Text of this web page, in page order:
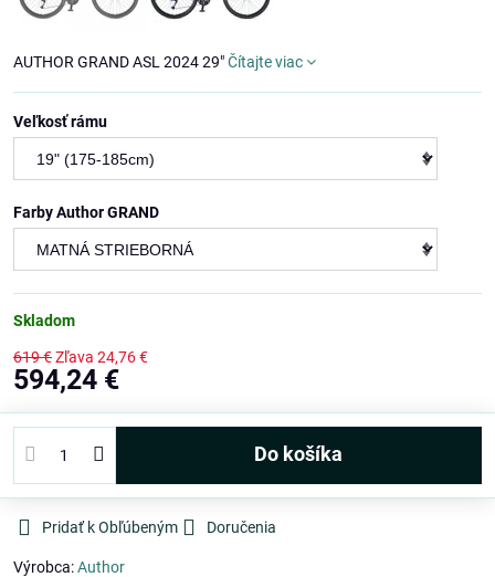
AUTHOR GRAND ASL 2024 29"Čítajte viac
Veľkosť rámu
Farby Author GRAND
Skladom
619 €Zľava 24,76 €
594,24 €
Do košíka
Pridať k Obľúbeným Doručenia
Výrobca:Author